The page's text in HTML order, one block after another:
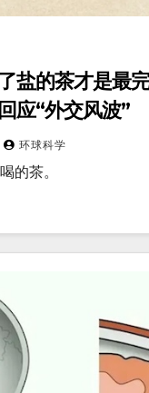
盐的茶才是最
应“外交风波”
环球科学
的茶。